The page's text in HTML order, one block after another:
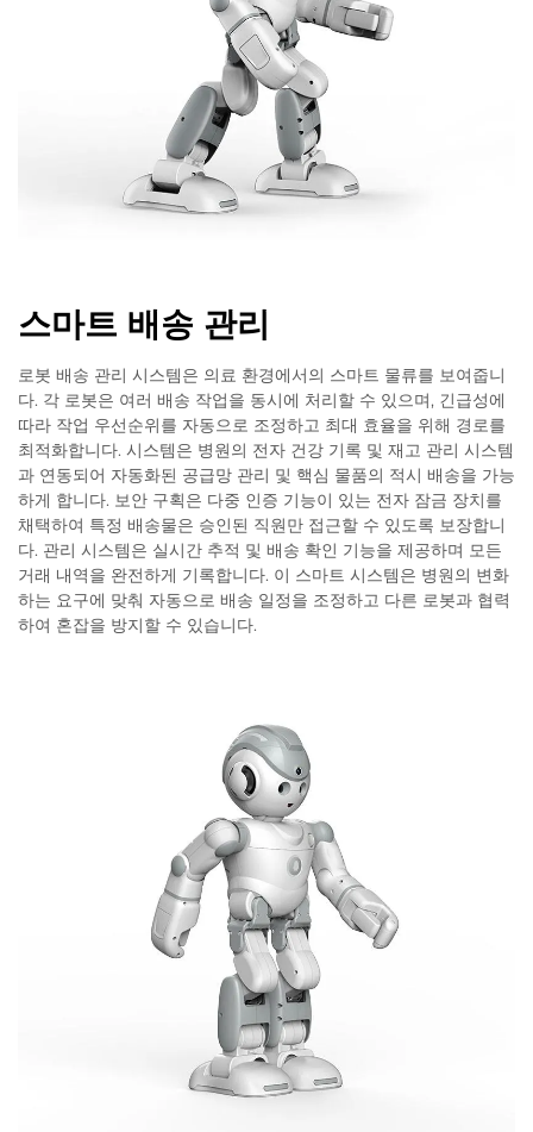
스마트 배송 관리
로봇 배송 관리 시스템은 의료 환경에서의 스마트 물류를 보여줍니
다. 각 로봇은 여러 배송 작업을 동시에 처리할 수 있으며, 긴급성에
따라 작업 우선순위를 자동으로 조정하고 최대 효율을 위해 경로를
최적화합니다. 시스템은 병원의 전자 건강 기록 및 재고 관리 시스템
과 연동되어 자동화된 공급망 관리 및 핵심 물품의 적시 배송을 가능
하게 합니다. 보안 구획은 다중 인증 기능이 있는 전자 잠금 장치를
채택하여 특정 배송물은 승인된 직원만 접근할 수 있도록 보장합니
다. 관리 시스템은 실시간 추적 및 배송 확인 기능을 제공하며 모든
거래 내역을 완전하게 기록합니다. 이 스마트 시스템은 병원의 변화
하는 요구에 맞춰 자동으로 배송 일정을 조정하고 다른 로봇과 협력
하여 혼잡을 방지할 수 있습니다.